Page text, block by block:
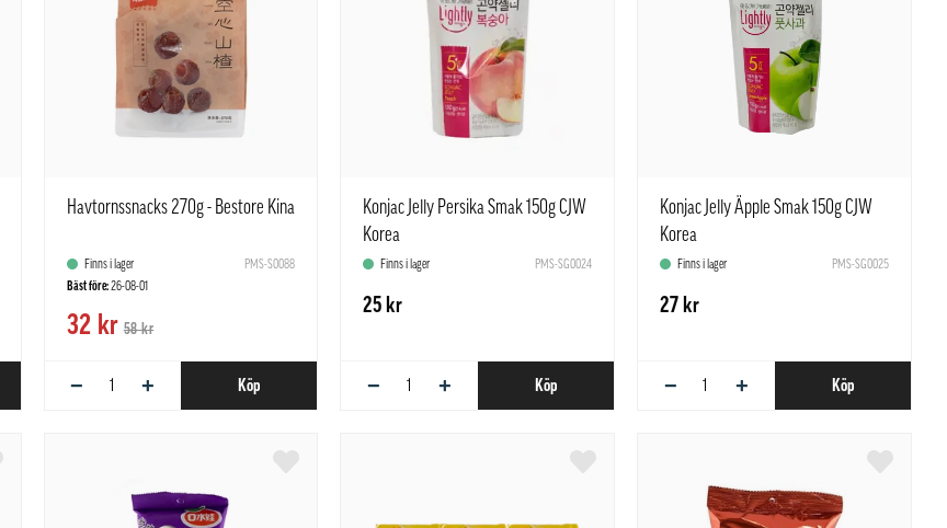
Havtornssnacks 270g - Bestore Kina
Finns i lager
PMS-S0088
Bäst före:26-08-01
32 kr 58 kr
− + Köp
Konjac Jelly Persika Smak 150g CJW
Korea
Finns i lager PMS-SG0024
25 kr
− + Köp
Konjac Jelly Äpple Smak 150g CJW
Korea
Finns i lager PMS-SG0025
27 kr
− + Köp